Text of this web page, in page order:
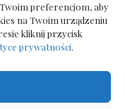
preferencjom, aby
na Twoim urządzeniu
kliknij przycisk
prywatności.